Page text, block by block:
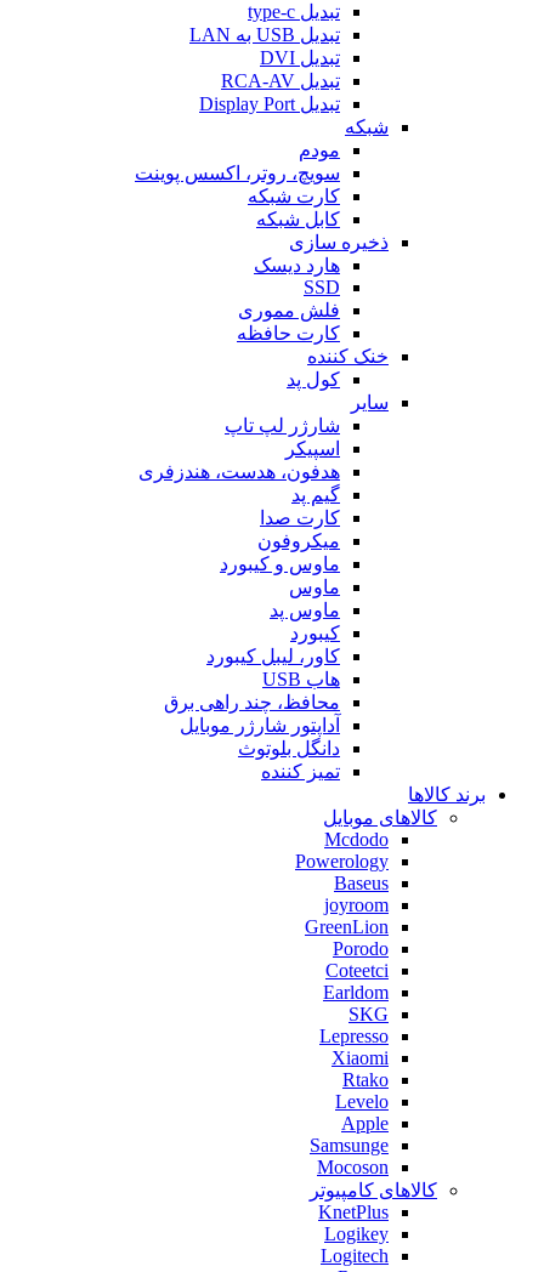
تبدیل type-c
تبدیل USB به LAN
تبدیل DVI
تبدیل RCA-AV
تبدیل Display Port
شبکه
مودم
سویچ، روتر، اکسس پوینت
کارت شبکه
کابل شبکه
ذخیره سازی
هارد دیسک
SSD
فلش مموری
کارت حافظه
خنک کننده
کول پد
سایر
شارژر لپ تاپ
اسپیکر
هدفون، هدست، هندزفری
گیم پد
کارت صدا
میکروفون
ماوس و کیبورد
ماوس
ماوس پد
کیبورد
کاور، لیبل کیبورد
هاب USB
محافظ، چند راهی برق
آداپتور شارژر موبایل
دانگل بلوتوث
تمیز کننده
برند کالاها
کالاهای موبایل
Mcdodo
Powerology
Baseus
joyroom
GreenLion
Porodo
Coteetci
Earldom
SKG
Lepresso
Xiaomi
Rtako
Levelo
Apple
Samsunge
Mocoson
کالاهای کامپیوتر
KnetPlus
Logikey
Logitech